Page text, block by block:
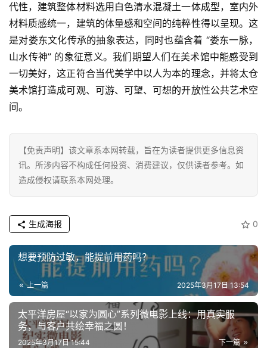
代性，建筑整体材料选用白色清水混凝土一体成型，室内外
材料质感统一，建筑的体量感和空间的纯粹性得以呈现。这
是对娄东文化传承的抽象表达，同时也蕴含着 “娄东一脉，
山水传神” 的象征意义。我们期望人们在美术馆中能感受到
一切美好，这正符合当代美学中以人为本的理念，并将太仓
美术馆打造成可观、可游、可望、可想的开放性公共艺术空
间。
【免责声明】该文章系本网转载，旨在为读者提供更多信息资
讯。所涉内容不构成任何投资、消费建议，仅供读者参考。如
造成侵权请联系本网处理。
0
生成海报
想要预防过敏，能提前用药吗？
上一篇 2025年3月17日 13:54
太平洋房屋“以家为圆心”系列微电影上线：用真实服
务，与客户共绘幸福之圆！
下一篇
2025年3月17日 15:44